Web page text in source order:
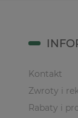
Kontakt
Zwroty i
Rabaty i